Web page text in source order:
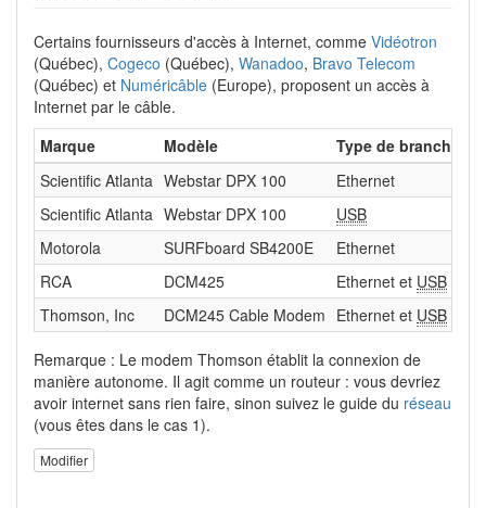
Certains fournisseurs d'accès à Internet, comme Vidéotron
(Québec), Cogeco (Québec), Wanadoo, Bravo Telecom
(Québec) et Numéricâble (Europe), proposent un accès à
Internet par le câble.
Marque
Modèle
Type de
Scientific Atlanta Webstar DPX 100
Ethernet
Scientific Atlanta Webstar DPX 100
USB
Motorola
SURFboard SB4200E
Ethernet
RCA
DCM425 Ethernet et USB
Thomson, Inc
DCM245 Cable Modem Ethernet et USB
Remarque : Le modem Thomson établit la connexion de
manière autonome. Il agit comme un routeur : vous devriez
avoir internet sans rien faire, sinon suivez le guide du réseau
(vous êtes dans le cas 1).
Modifier